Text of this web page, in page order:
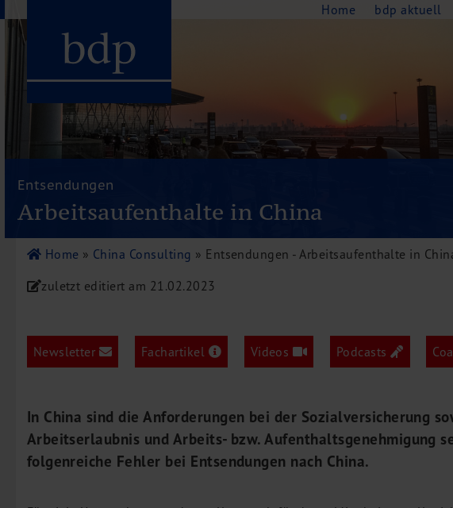
Hauptmenu
Unternehmenswerte
Publikationen
Videos
Leistungen
Rechtsberatung
Wirtschaftsprüfung
Unternehmensfinanzierung
Entsendungen
Arbeitsaufenthalte in China
Home » China Consulting » Entsendungen - Arbeitsaufenthalte in
zuletzt editiert am 21.02.2023
Newsletter Fachartikel Videos Podcasts
In China sind die Anforderungen bei der Sozialversicherung
Arbeitserlaubnis und Arbeits- bzw. Aufenthaltsgenehmigung
folgenreiche Fehler bei Entsendungen nach China.
Home bdp aktuell